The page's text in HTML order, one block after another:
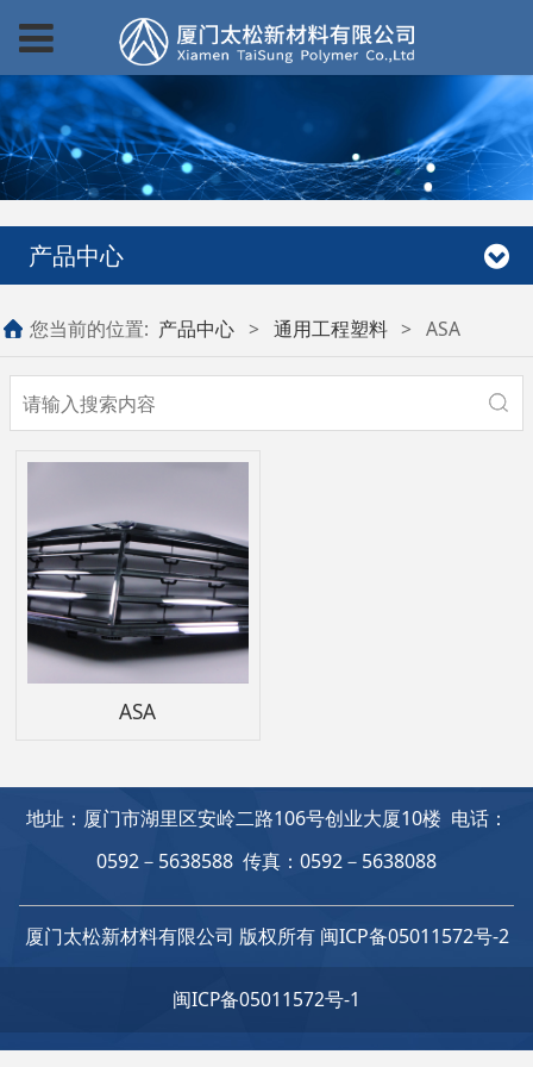
产品中心
您当前的位置: 产品中心 > 通用工程塑料 > ASA
ASA
地址：厦门市湖里区安岭二路106号创业大厦10楼 电话：
0592－5638588 传真：0592－5638088
厦门太松新材料有限公司 版权所有 闽ICP备05011572号-2
闽ICP备05011572号-1